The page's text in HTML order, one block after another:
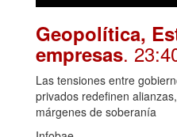
Geopolítica,
empresas.
Las tensiones entre
privados redefinen
márgenes de soberanía